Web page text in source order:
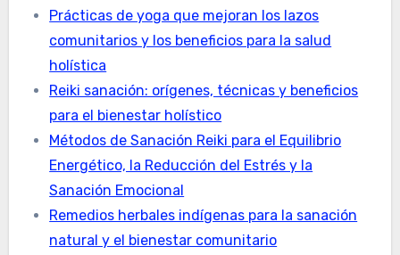
Prácticas de yoga que mejoran los lazos
comunitarios y los beneficios para la salud
holística
Reiki sanación: orígenes, técnicas y beneficios
para el bienestar holístico
Métodos de Sanación Reiki para el Equilibrio
Energético, la Reducción del Estrés y la
Sanación Emocional
Remedios herbales indígenas para la sanación
natural y el bienestar comunitario